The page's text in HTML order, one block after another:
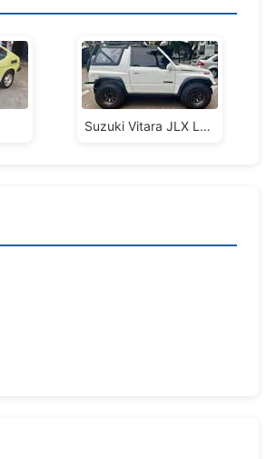
Suzuki Vitara JLX Lona